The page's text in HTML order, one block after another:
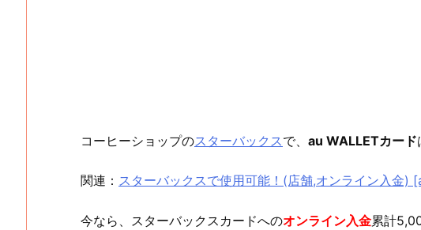
コーヒーショップのスターバックス で、 au WALLETカード
関連： スターバックスで使用可能！(店舗,オンライン入金)
今なら、スターバックスカードへのオンライン入金累計